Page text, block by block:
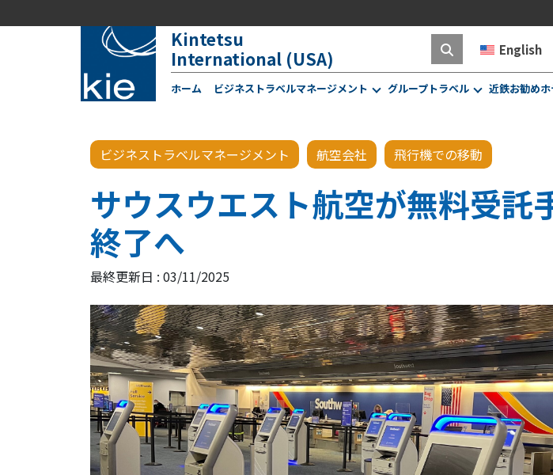
Kintetsu
International (USA)
English
ホーム ビジネストラベルマネージメント グループトラベル 近鉄お勧め
ビジネストラベルマネージメント 航空会社 飛行機での移動
サウスウエスト航空が無料受託
終了へ
最終更新日 : 03/11/2025